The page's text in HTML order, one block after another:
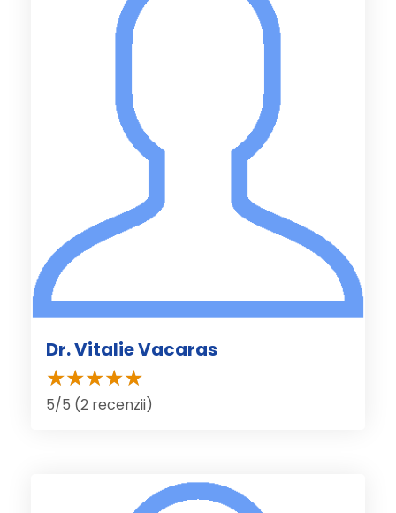
Dr. Vitalie Vacaras
5/5 (2 recenzii)